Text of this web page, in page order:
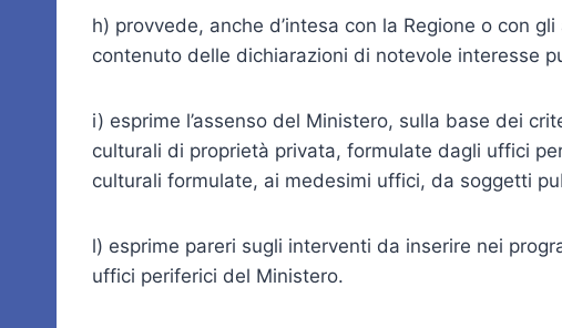
h) provvede, anche d’intesa con la Regione o con
contenuto delle dichiarazioni di notevole interesse
i) esprime l’assenso del Ministero, sulla base dei
culturali di proprietà privata, formulate dagli uffici
culturali formulate, ai medesimi uffici, da soggetti
l) esprime pareri sugli interventi da inserire nei
uffici periferici del Ministero.